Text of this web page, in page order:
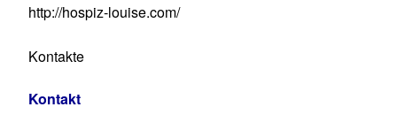
http://hospiz-louise.com/
Kontakte
Kontakt